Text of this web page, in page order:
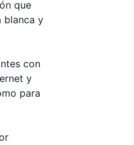
que
blanca y
con
y
para